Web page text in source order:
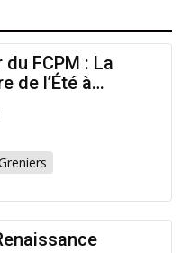
FCPM : La
de l’Été à